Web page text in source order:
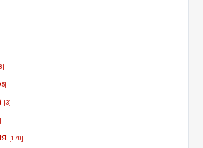
[3]
[170]